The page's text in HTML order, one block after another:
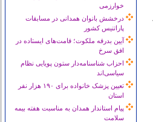
خوارزمی
درخشش بانوان همدانی در مسابقات
پاراتنیس کشور
آیین بدرقه ملکوت؛ قامت‌های ایستاده در
افق سرخ
احزاب شناسنامه‌دار ستون پویایی نظام
سیاسی‌اند
تعیین پزشک خانواده برای ۱۹۰ هزار نفر
استان
پیام استاندار همدان به مناسبت هفته بیمه
سلامت